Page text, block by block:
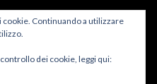
Continuando a utilizzare
dei cookie, leggi qui: